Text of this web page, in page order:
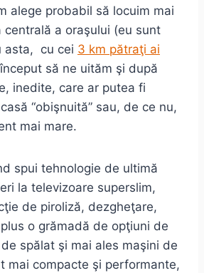
alege probabil să locuim mai
centrală a oraşului (eu sunt
asta, cu cei 3 km pătraţi ai
să ne uităm şi după
inedite, care ar putea fi
“obişnuită” sau, de ce nu,
mai mare.
spui tehnologie de ultimă
la televizoare superslim,
de piroliză, dezgheţare,
o grămadă de opţiuni de
spălat şi mai ales maşini de
mai compacte şi performante,